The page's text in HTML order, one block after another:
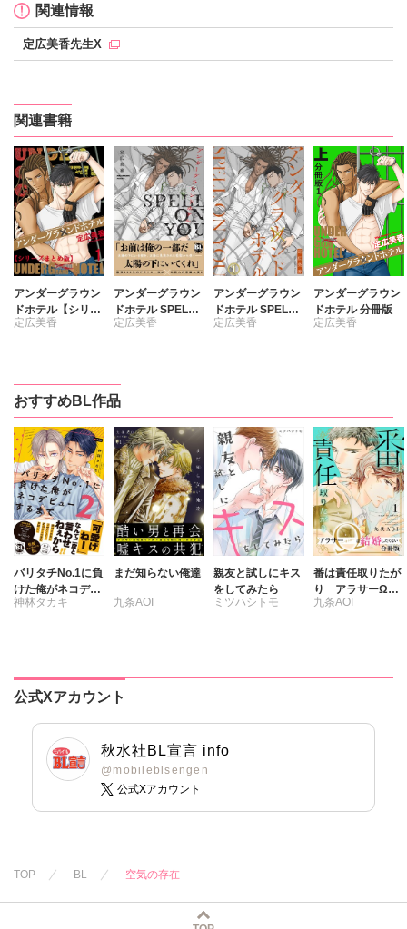
関連情報
定広美香先生X
関連書籍
アンダーグラウン
ドホテル【シリー
ズまとめ版】
定広美香
アンダーグラウン
ドホテル SPELL
ON YOU【単行本
定広美香
アンダーグラウン
ドホテル SPELL
ON YOU
定広美香
アンダーグラウン
ドホテル 分冊版
定広美香
おすすめBL作品
バリタチNo.1に負
けた俺がネコデビ
ューするまで【単
神林タカキ
まだ知らない俺達
九条AOI
親友と試しにキス
をしてみたら
ミツハシトモ
番は責任取りたが
り アラサーΩは
結婚したくない
九条AOI
公式Xアカウント
秋水社BL宣言 info
@mobileblsengen
公式Xアカウント
TOP BL 空気の存在